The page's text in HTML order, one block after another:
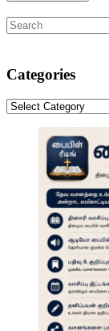
results
Categories
Categories